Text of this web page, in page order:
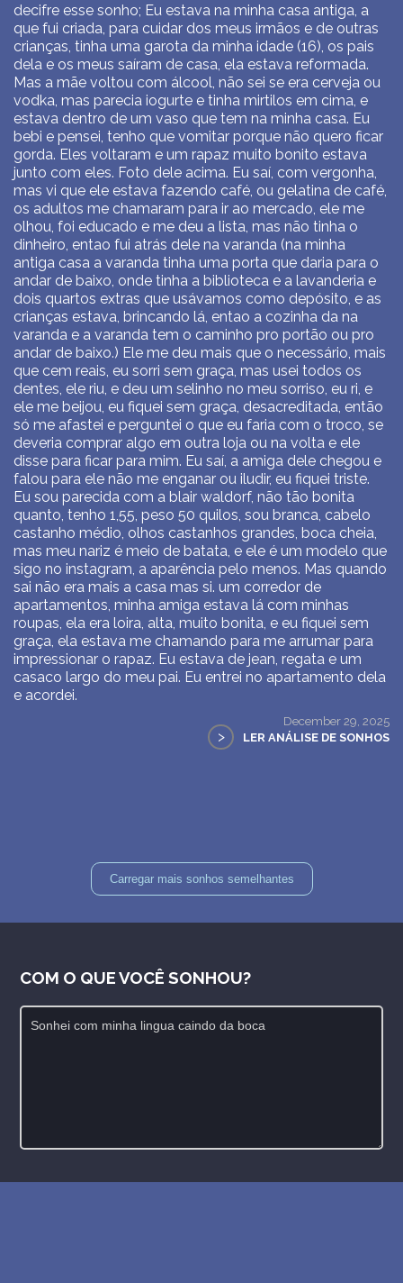
decifre esse sonho; Eu estava na minha casa antiga, a
que fui criada, para cuidar dos meus irmãos e de outras
crianças, tinha uma garota da minha idade (16), os pais
dela e os meus saíram de casa, ela estava reformada.
Mas a mãe voltou com álcool, não sei se era cerveja ou
vodka, mas parecia iogurte e tinha mirtilos em cima, e
estava dentro de um vaso que tem na minha casa. Eu
bebi e pensei, tenho que vomitar porque não quero ficar
gorda. Eles voltaram e um rapaz muito bonito estava
junto com eles. Foto dele acima. Eu saí, com vergonha,
mas vi que ele estava fazendo café, ou gelatina de café,
os adultos me chamaram para ir ao mercado, ele me
olhou, foi educado e me deu a lista, mas não tinha o
dinheiro, entao fui atrás dele na varanda (na minha
antiga casa a varanda tinha uma porta que daria para o
andar de baixo, onde tinha a biblioteca e a lavanderia e
dois quartos extras que usávamos como depósito, e as
crianças estava, brincando lá, entao a cozinha da na
varanda e a varanda tem o caminho pro portão ou pro
andar de baixo.) Ele me deu mais que o necessário, mais
que cem reais, eu sorri sem graça, mas usei todos os
dentes, ele riu, e deu um selinho no meu sorriso, eu ri, e
ele me beijou, eu fiquei sem graça, desacreditada, então
só me afastei e perguntei o que eu faria com o troco, se
deveria comprar algo em outra loja ou na volta e ele
disse para ficar para mim. Eu saí, a amiga dele chegou e
falou para ele não me enganar ou iludir, eu fiquei triste.
Eu sou parecida com a blair waldorf, não tão bonita
quanto, tenho 1,55, peso 50 quilos, sou branca, cabelo
castanho médio, olhos castanhos grandes, boca cheia,
mas meu nariz é meio de batata, e ele é um modelo que
sigo no instagram, a aparência pelo menos. Mas quando
sai não era mais a casa mas si. um corredor de
apartamentos, minha amiga estava lá com minhas
roupas, ela era loira, alta, muito bonita, e eu fiquei sem
graça, ela estava me chamando para me arrumar para
impressionar o rapaz. Eu estava de jean, regata e um
casaco largo do meu pai. Eu entrei no apartamento dela
e acordei.
December 29, 2025
> LER ANÁLISE DE SONHOS
Carregar mais sonhos semelhantes
COM O QUE VOCÊ SONHOU?